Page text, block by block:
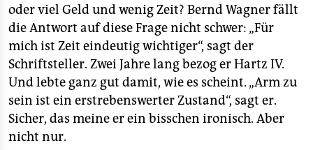
oder viel Geld und wenig Zeit? Bernd Wagner fällt
die Antwort auf diese Frage nicht schwer: „Für
mich ist Zeit eindeutig wichtiger“, sagt der
Schriftsteller. Zwei Jahre lang bezog er Hartz IV.
Und lebte ganz gut damit, wie es scheint. „Arm zu
sein ist ein erstrebenswerter Zustand“, sagt er.
Sicher, das meine er ein bisschen ironisch. Aber
nicht nur.